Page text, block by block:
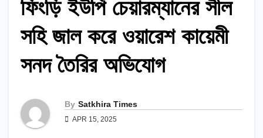
ফিংড়ি ইউপি চেয়ারম্যানের সীল
সহি জাল করে ওয়ারেশ কায়েমী
সনদ তৈরির অভিযোগ
By Satkhira Times
APR 15, 2025